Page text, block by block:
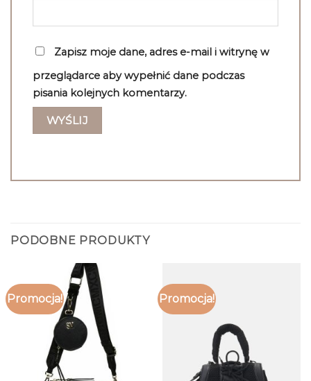
Zapisz moje dane, adres e-mail i witrynę w
przeglądarce aby wypełnić dane podczas
pisania kolejnych komentarzy.
PODOBNE PRODUKTY
Promocja! Promocja!